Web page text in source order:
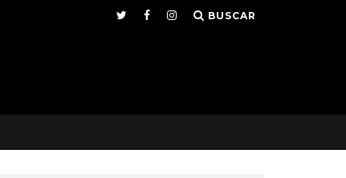
BUSCAR